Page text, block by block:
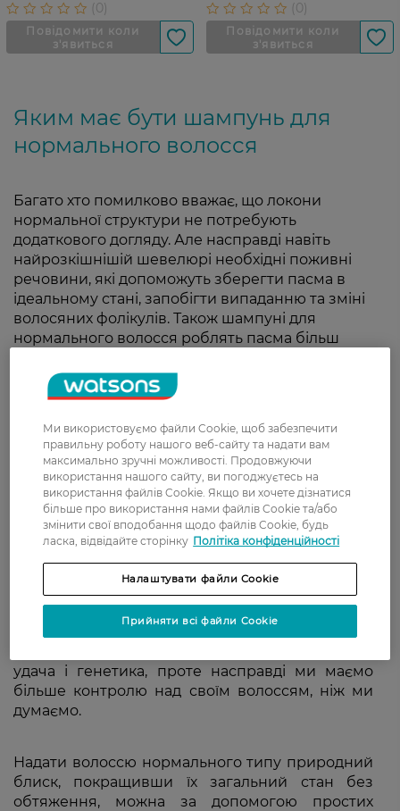
Яким має бути шампунь для
нормального волосся
Багато хто помилково вважає, що локони
нормальної структури не потребують
додаткового догляду. Але насправді навіть
найрозкішнішій шевелюрі необхідні поживні
речовини, які допоможуть зберегти пасма в
ідеальному стані, запобігти випаданню та зміні
волосяних фолікулів. Також шампуні для
нормального волосся роблять пасма більш
наелектризованість.
Для чудової зачіски варто
купити шампунь для
нормального волосся
Чудові шовковисті локони гарантовані після
відвідування салону, але не завжди так легко
досягти цього самостійно. Може здатися, що
удача і генетика, проте насправді ми маємо
більше контролю над своїм волоссям, ніж ми
думаємо.
Надати волоссю нормального типу природний
блиск, покращивши їх загальний стан без
обтяження, можна за допомогою простих
Ми використовуємо файли Cookie, щоб забезпечити
правильну роботу нашого веб-сайту та надати вам
максимально зручні можливості. Продовжуючи
використання нашого сайту, ви погоджуєтесь на
використання файлів Cookie. Якщо ви хочете дізнатися
більше про використання нами файлів Cookie та/або
змінити свої вподобання щодо файлів Cookie, будь
ласка, відвідайте сторінку Політіка конфіденційності
Налаштувати файли Cookie
Прийняти всі файли Cookie